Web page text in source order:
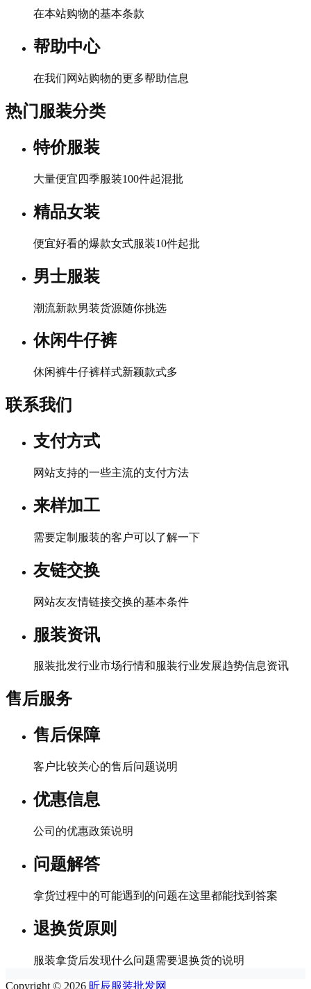
在本站购物的基本条款
帮助中心
在我们网站购物的更多帮助信息
热门服装分类
特价服装
大量便宜四季服装100件起混批
精品女装
便宜好看的爆款女式服装10件起批
男士服装
潮流新款男装货源随你挑选
休闲牛仔裤
休闲裤牛仔裤样式新颖款式多
联系我们
支付方式
网站支持的一些主流的支付方法
来样加工
需要定制服装的客户可以了解一下
友链交换
网站友友情链接交换的基本条件
服装资讯
服装批发行业市场行情和服装行业发展趋势信息资讯
售后服务
售后保障
客户比较关心的售后问题说明
优惠信息
公司的优惠政策说明
问题解答
拿货过程中的可能遇到的问题在这里都能找到答案
退换货原则
服装拿货后发现什么问题需要退换货的说明
Copyright © 2026 昕辰服装批发网